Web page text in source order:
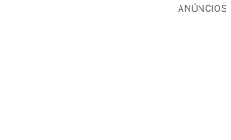
ANÚNCIOS